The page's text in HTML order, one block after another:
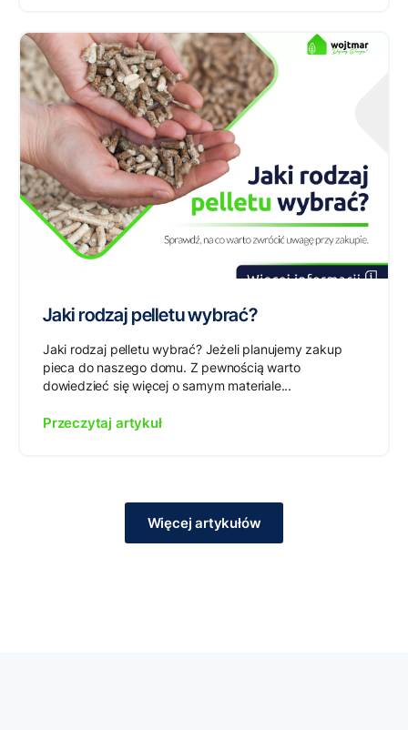
Jaki rodzaj pelletu wybrać?
Jaki rodzaj pelletu wybrać? Jeżeli planujemy zakup
pieca do naszego domu. Z pewnością warto
dowiedzieć się więcej o samym materiale...
Przeczytaj artykuł
Więcej artykułów